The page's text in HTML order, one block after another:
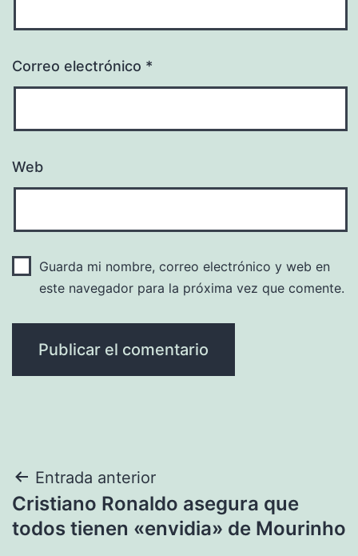
Correo electrónico *
Web
Guarda mi nombre, correo electrónico y web en
este navegador para la próxima vez que comente.
Navegación
de
Entrada anterior
Cristiano Ronaldo asegura que
todos tienen «envidia» de Mourinho